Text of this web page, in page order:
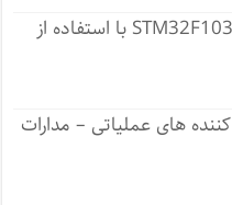
پروگرم کردن بورد STM32F103C8 با استفاده از
های عملیاتی – مدارات